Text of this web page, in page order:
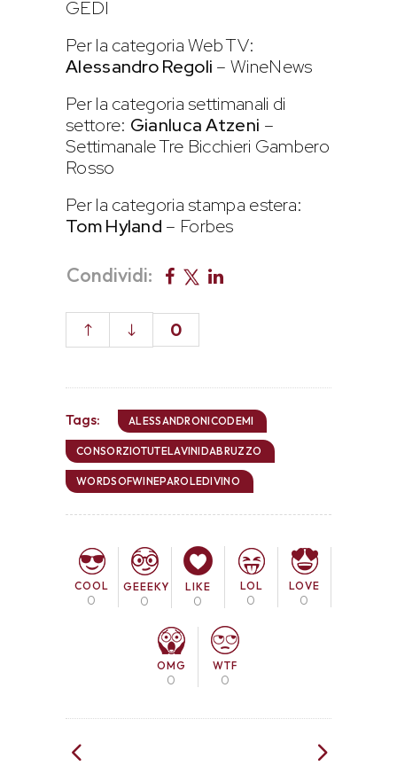
GEDI
Per la categoria Web TV:
Alessandro Regoli – WineNews
Per la categoria settimanali di
settore: Gianluca Atzeni –
Settimanale Tre Bicchieri Gambero
Rosso
Per la categoria stampa estera:
Tom Hyland – Forbes
Condividi:
0
Tags: ALESSANDRONICODEMI
CONSORZIOTUTELAVINIDABRUZZO
WORDSOFWINEPAROLEDIVINO
COOL
0
GEEEKY
0
LIKE
0
LOL
0
LOVE
0
OMG
0
WTF
0